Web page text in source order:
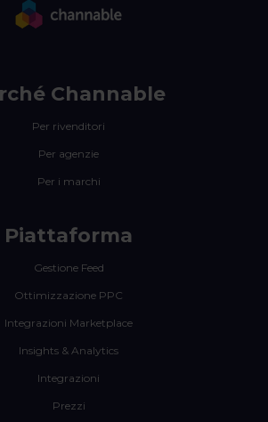
Channable
Per rivenditori
Per agenzie
Per i marchi
Piattaforma
Gestione Feed
Ottimizzazione PPC
Integrazioni Marketplace
Insights & Analytics
Integrazioni
Prezzi